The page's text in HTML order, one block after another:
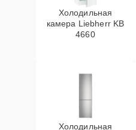
Холодильная
камера Liebherr KB
4660
Холодильная